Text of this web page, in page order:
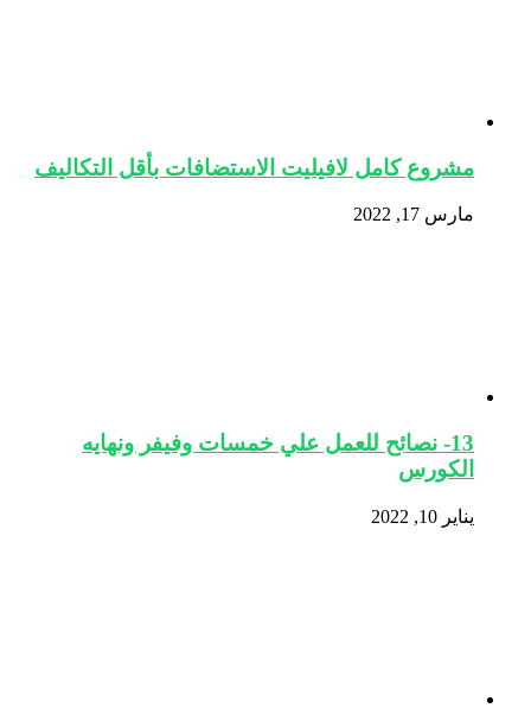
مشروع كامل لافيليت الاستضافات بأقل التكاليف
مارس 17, 2022
13- نصائح للعمل علي خمسات وفيفر ونهايه
الكورس
يناير 10, 2022